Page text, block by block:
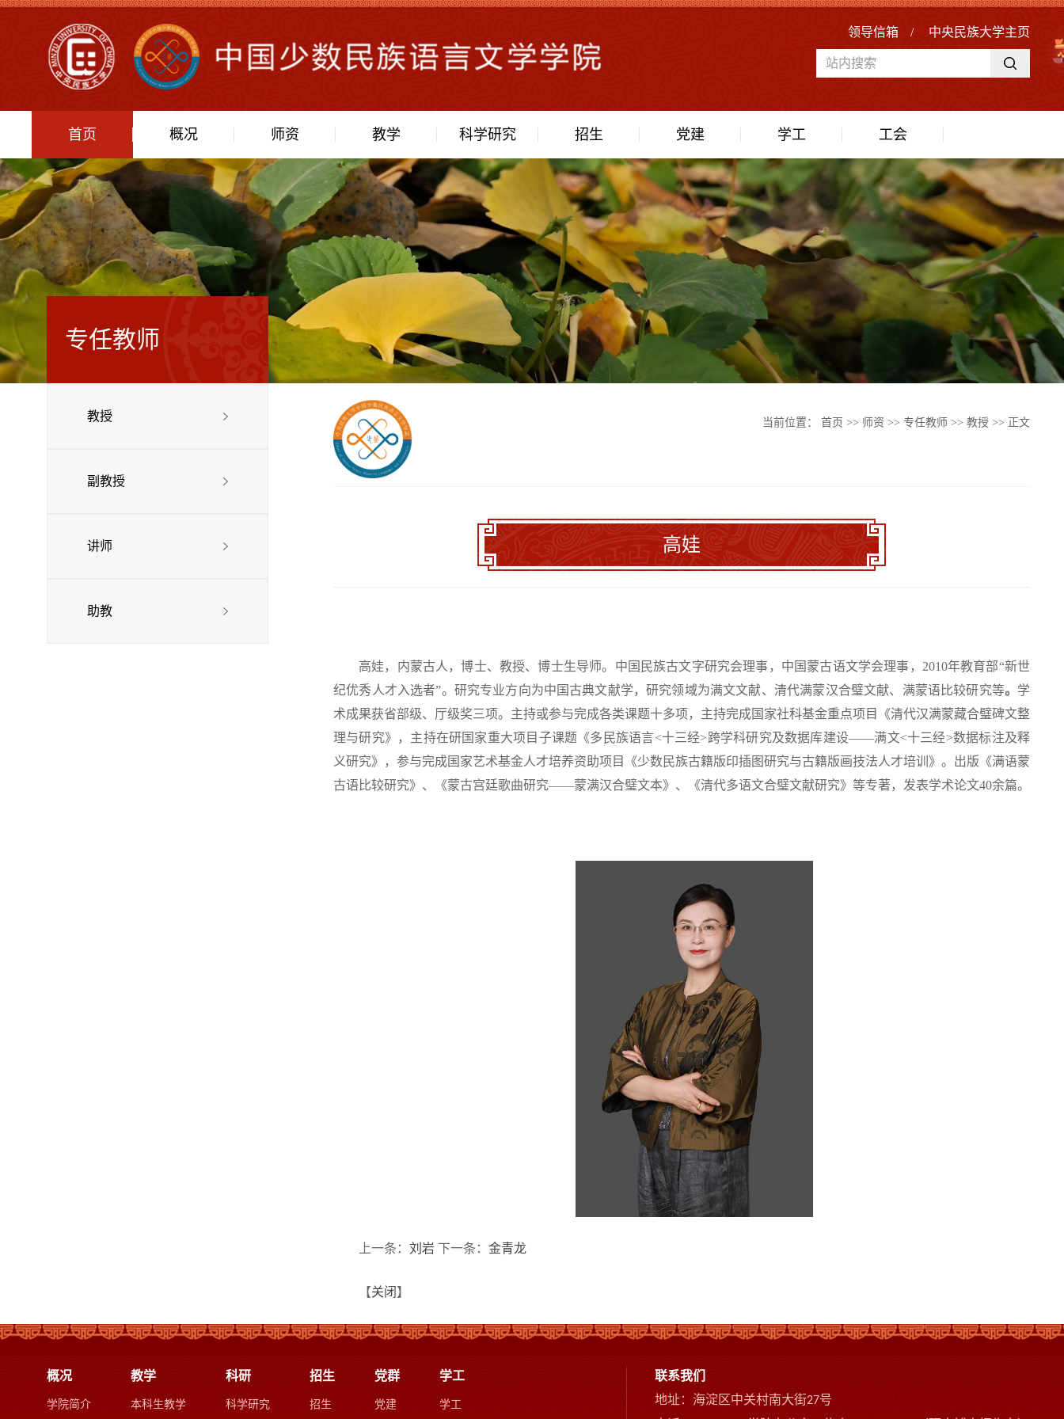
领导信箱 / 中央民族大学主页
首页 概况 师资 教学 科学研究 招生 党建 学工 工会
专任教师
教授
副教授
讲师
助教
当前位置： 首页 >> 师资 >> 专任教师 >> 教授 >> 正文
高娃
高娃，内蒙古人，博士、教授、博士生导师。中国民族古文字研究会理事，中国蒙古语文学会理事，2010年教育部“新世
纪优秀人才入选者”。研究专业方向为中国古典文献学，研究领域为满文文献、清代满蒙汉合璧文献、满蒙语比较研究等。 学
术成果获省部级、厅级奖三项。主持或参与完成各类课题十多项，主持完成国家社科基金重点项目《清代汉满蒙藏合璧碑文整
理与研究》，主持在研国家重大项目子课题《多民族语言<十三经>跨学科研究及数据库建设——满文<十三经>数据标注及释
义研究》，参与完成国家艺术基金人才培养资助项目《少数民族古籍版印插图研究与古籍版画技法人才培训》。出版《满语蒙
古语比较研究》、《蒙古宫廷歌曲研究——蒙满汉合璧文本》、《清代多语文合璧文献研究》等专著，发表学术论文40余篇。
上一条： 刘岩 下一条： 金青龙
【关闭 】
概况
学院简介
教学
本科生教学
科研
科学研究
招生
招生
党群
党建
学工
学工
联系我们
地址：海淀区中关村南大街27号